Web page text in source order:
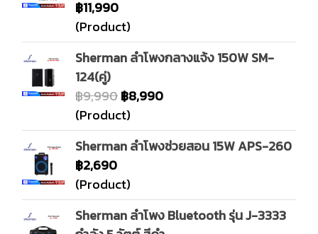
฿11,990
(Product)
Sherman ลำโพงกลางแจ้ง 150W SM-
124(คู่)
฿9,990฿8,990
(Product)
Sherman ลำโพงช่วยสอน 15W APS-260
฿2,690
(Product)
Sherman ลำโพง Bluetooth รุ่น J-3333